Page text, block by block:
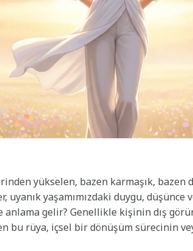
yükselen, bazen karmaşık, bazen
yaşamımızdaki duygu, düşünce
anlama gelir? Genellikle kişinin dış
bu rüya, içsel bir dönüşüm sürecinin